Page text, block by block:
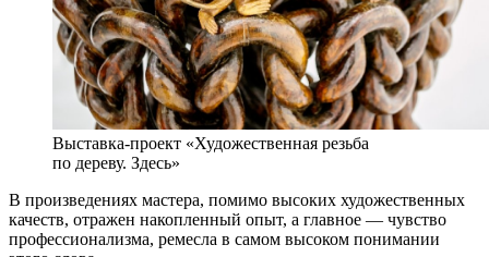
Выставка-проект «Художественная резьба
по дереву. Здесь»
В произведениях мастера, помимо высоких художественных
качеств, отражен накопленный опыт, а главное — чувство
профессионализма, ремесла в самом высоком понимании